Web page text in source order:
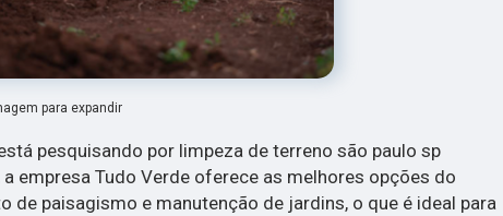
para expandir
pesquisando por limpeza de terreno são paulo sp
a empresa Tudo Verde oferece as melhores opções do
de paisagismo e manutenção de jardins, o que é ideal para